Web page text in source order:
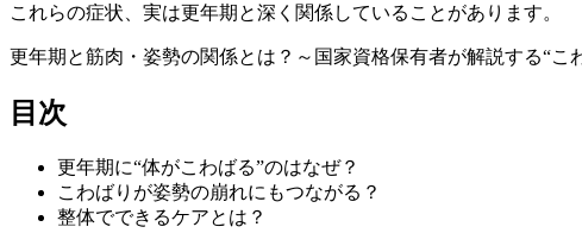
これらの症状、実は更年期と深く関係していることがあります。
更年期と筋肉・姿勢の関係とは？～国家資格保有者が解説する“こ
目次
更年期に“体がこわばる”のはなぜ？
こわばりが姿勢の崩れにもつながる？
整体でできるケアとは？